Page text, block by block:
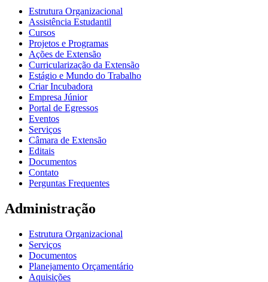
Estrutura Organizacional
Assistência Estudantil
Cursos
Projetos e Programas
Ações de Extensão
Curricularização da Extensão
Estágio e Mundo do Trabalho
Criar Incubadora
Empresa Júnior
Portal de Egressos
Eventos
Serviços
Câmara de Extensão
Editais
Documentos
Contato
Perguntas Frequentes
Administração
Estrutura Organizacional
Serviços
Documentos
Planejamento Orçamentário
Aquisições